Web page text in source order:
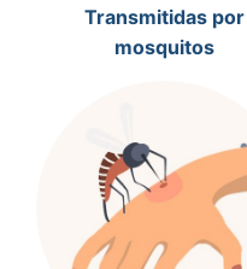
Transmitidas por
mosquitos